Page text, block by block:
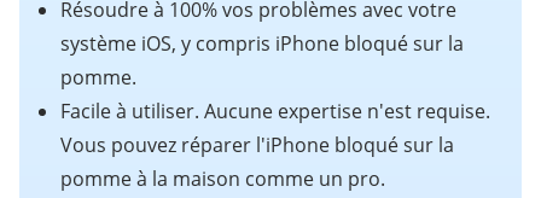
Résoudre à 100% vos problèmes avec votre
système iOS, y compris iPhone bloqué sur la
pomme.
Facile à utiliser. Aucune expertise n'est requise.
Vous pouvez réparer l'iPhone bloqué sur la
pomme à la maison comme un pro.